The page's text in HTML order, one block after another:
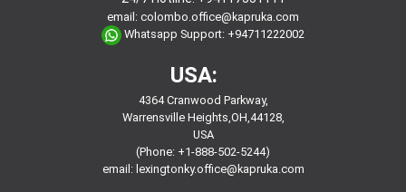
email: colombo.office@kapruka.com
Whatsapp Support: +94711222002
USA:
4364 Cranwood Parkway,
Warrensville Heights,OH,44128,
USA
(Phone: +1-888-502-5244)
email: lexingtonky.office@kapruka.com